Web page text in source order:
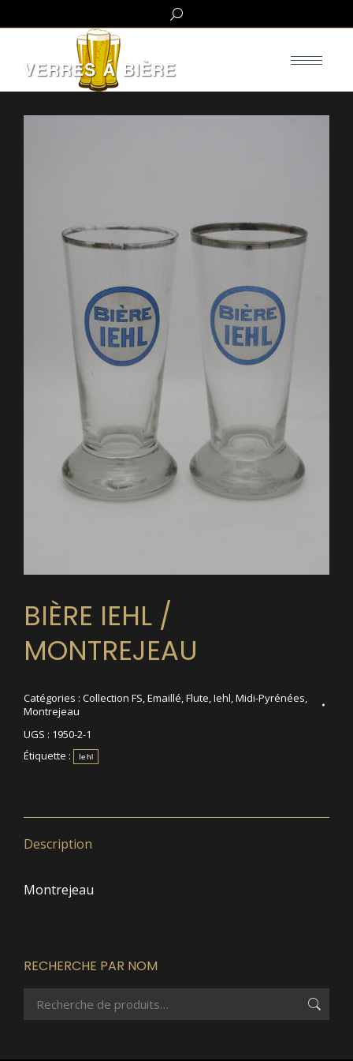
Search:
BIÈRE IEHL /
MONTREJEAU
Catégories : Collection FS,Emaillé,Flute,Iehl,Midi-Pyrénées,
Montrejeau
UGS : 1950-2-1
Étiquette :
Iehl
Description
Montrejeau
RECHERCHE PAR NOM